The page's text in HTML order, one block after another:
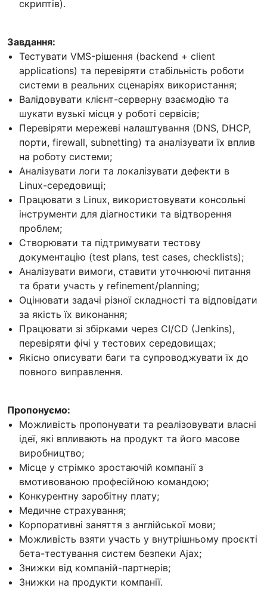
скриптів).
Завдання:
Тестувати VMS-рішення (backend + client
applications) та перевіряти стабільність роботи
системи в реальних сценаріях використання;
Валідовувати клієнт-серверну взаємодію та
шукати вузькі місця у роботі сервісів;
Перевіряти мережеві налаштування (DNS, DHCP,
порти, firewall, subnetting) та аналізувати їх вплив
на роботу системи;
Аналізувати логи та локалізувати дефекти в
Linux-середовищі;
Працювати з Linux, використовувати консольні
інструменти для діагностики та відтворення
проблем;
Створювати та підтримувати тестову
документацію (test plans, test cases, checklists);
Аналізувати вимоги, ставити уточнюючі питання
та брати участь у refinement/planning;
Оцінювати задачі різної складності та відповідати
за якість їх виконання;
Працювати зі збірками через CI/CD (Jenkins),
перевіряти фічі у тестових середовищах;
Якісно описувати баги та супроводжувати їх до
повного виправлення.
Пропонуємо:
Можливість пропонувати та реалізовувати власні
ідеї, які впливають на продукт та його масове
виробництво;
Місце у стрімко зростаючій компанії з
вмотивованою професійною командою;
Конкурентну заробітну плату;
Медичне страхування;
Корпоративні заняття з англійської мови;
Можливість взяти участь у внутрішньому проєкті
бета-тестування систем безпеки Ajax;
Знижки від компаній-партнерів;
Знижки на продукти компанії.